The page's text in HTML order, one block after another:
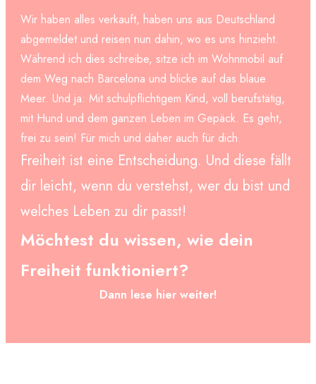
Wir haben alles verkauft, haben uns aus Deutschland
abgemeldet und reisen nun dahin, wo es uns hinzieht.
Während ich dies schreibe, sitze ich im Wohnmobil auf
dem Weg nach Barcelona und blicke auf das blaue
Meer. Und ja: Mit schulpflichtigem Kind, voll berufstätig,
mit Hund und dem ganzen Leben im Gepäck. Es geht,
frei zu sein! Für mich und daher auch für dich.
Freiheit ist eine Entscheidung. Und diese fällt
dir leicht, wenn du verstehst, wer du bist und
welches Leben zu dir passt!
Möchtest du wissen, wie dein
Freiheit funktioniert?
Dann lese hier weiter!